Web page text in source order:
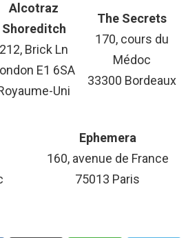
Alcotraz
Shoreditch
212, Brick Ln
E1 6SA
Uni
The Secrets
170, cours du
Médoc
33300 Bordeaux
Ephemera
160, avenue de France
75013 Paris